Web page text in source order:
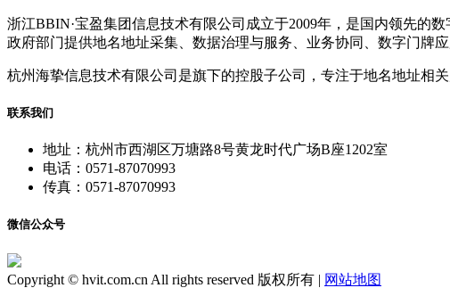
浙江BBIN·宝盈集团信息技术有限公司成立于2009年，是国内领先的
政府部门提供地名地址采集、数据治理与服务、业务协同、数字门牌
杭州海挚信息技术有限公司是旗下的控股子公司，专注于地名地址相关
联系我们
地址：杭州市西湖区万塘路8号黄龙时代广场B座1202室
电话：0571-87070993
传真：0571-87070993
微信公众号
Copyright © hvit.com.cn All rights reserved 版权所有 | 网站地图